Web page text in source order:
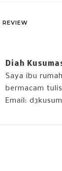
REVIEW
Diah
Saya ibu
bermacam
Email: